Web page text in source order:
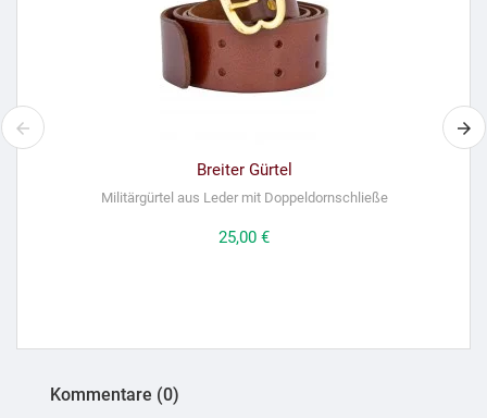
Breiter Gürtel
Militärgürtel aus Leder mit Doppeldornschließe
Preis
25,00 €
Kommentare (0)